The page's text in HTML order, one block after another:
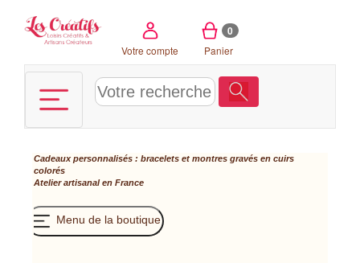
Votre compte
0
Panier
Cadeaux personnalisés : bracelets et montres gravés en cuirs
colorés
Atelier artisanal en France
Menu de la boutique